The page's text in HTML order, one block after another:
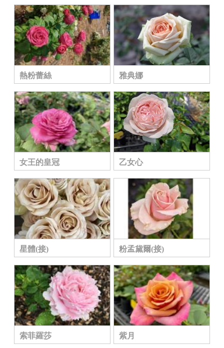
熱粉蕾絲 雅典娜
女王的皇冠 乙女心
星體(接) 粉孟黛爾(接)
索菲羅莎 紫月